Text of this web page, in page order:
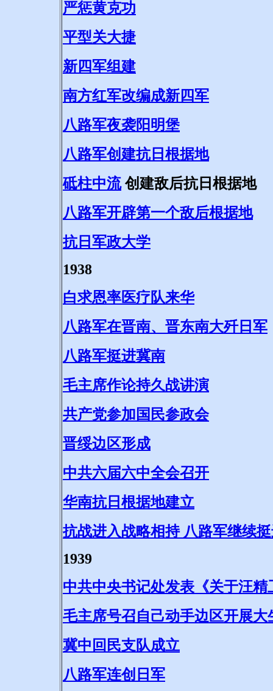
严惩黄克功
平型关大捷
新四军组建
南方红军改编成新四军
八路军夜袭阳明堡
八路军创建抗日根据地
砥柱中流创建敌后抗日根据地
八路军开辟第一个敌后根据地
抗日军政大学
1938
白求恩率医疗队来华
八路军在晋南、晋东南大歼日军
八路军挺进冀南
毛主席作论持久战讲演
共产党参加国民参政会
晋绥边区形成
中共六届六中全会召开
华南抗日根据地建立
抗战进入战略相持 八路军继续
1939
中共中央书记处发表《关于汪
毛主席号召自己动手边区开展大
冀中回民支队成立
八路军连创日军